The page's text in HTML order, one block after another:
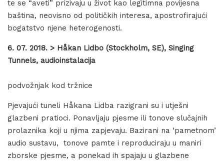
te se “aveti” prizivaju u život kao legitimna povijesna
baština, neovisno od političkih interesa, apostrofirajući
bogatstvo njene heterogenosti.
6. 07. 2018. > Håkan Lidbo (Stockholm, SE), Singing
Tunnels, audioinstalacija
podvožnjak kod tržnice
Pjevajući tuneli Håkana Lidba razigrani su i utješni
glazbeni pratioci. Ponavljaju pjesme ili tonove slučajnih
prolaznika koji u njima zapjevaju. Bazirani na ‘pametnom’
audio sustavu, tonove pamte i reproduciraju u maniri
zborske pjesme, a ponekad ih spajaju u glazbene